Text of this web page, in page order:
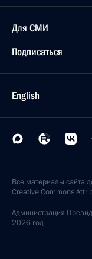
Для СМИ
Подписаться
English
Все материалы сайта
Creative Commons
Администрация
2026 год